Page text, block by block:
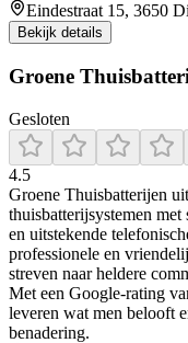
Eindestraat 15, 3650
Bekijk details
Groene
Gesloten
4.5
Groene Thuisbatterijen
thuisbatterijsystemen
en uitstekende
professionele en
streven naar heldere
Met een Google-rating
leveren wat men belooft
benadering.